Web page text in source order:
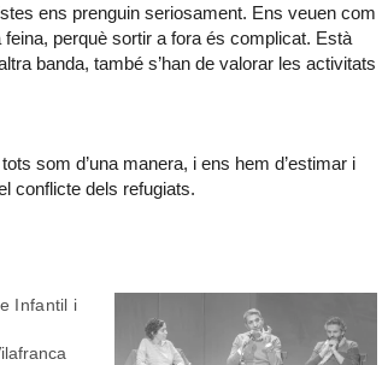
ens prenguin seriosament. Ens veuen com
perquè sortir a fora és complicat. Està
banda, també s’han de valorar les activitats
som d’una manera, i ens hem d’estimar i
conflicte dels refugiats.
Infantil i